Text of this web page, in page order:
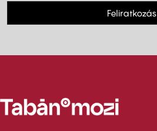
Feliratkozás